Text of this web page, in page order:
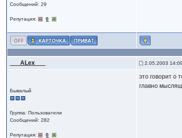
Сообщений: 29
Репутация: 0
___ALex___ 2.05.2003 14:09
Бывалый
Группа: Пользователи
Сообщений: 282
Репутация: 0
это говорит о
главно